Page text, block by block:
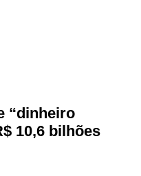
“dinheiro
10,6 bilhões